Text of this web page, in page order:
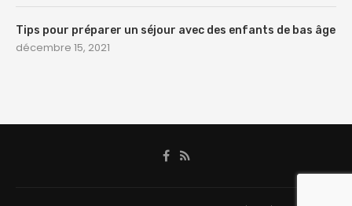
Tips pour préparer un séjour avec des enfants de bas âge
décembre 15, 2021